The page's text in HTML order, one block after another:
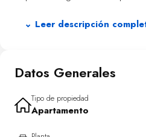
Situado en la undécima planta de
complejo ofrece acceso a
exterior climatizada, gimnasio con
tumbonas para relajarse junto a la
⌄ Leer descripción
Datos Generales
Tipo de propiedad
Apartamento